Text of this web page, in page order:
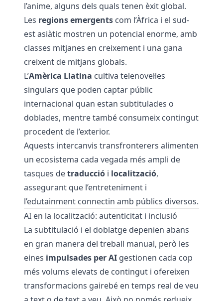
l’anime, alguns dels quals tenen èxit global.
Les regions emergents com l’Àfrica i el sud-
est asiàtic mostren un potencial enorme, amb
classes mitjanes en creixement i una gana
creixent de mitjans globals.
L’Amèrica Llatina cultiva telenovel·les
singulars que poden captar públic
internacional quan estan subtitulades o
doblades, mentre també consumeix contingut
procedent de l’exterior.
Aquests intercanvis transfronterers alimenten
un ecosistema cada vegada més ampli de
tasques detraducció i localització,
assegurant que l’entreteniment i
l’edutainment connectin amb públics diversos.
AI en la localització: autenticitat i inclusió
La subtitulació i el doblatge depenien abans
en gran manera del treball manual, però les
eines impulsades per AI gestionen cada cop
més volums elevats de contingut i ofereixen
transformacions gairebé en temps real de veu